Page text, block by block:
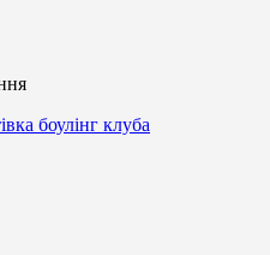
боулінг клуба